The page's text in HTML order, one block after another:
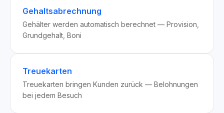
Gehaltsabrechnung
Gehälter werden automatisch berechnet — Provision,
Grundgehalt, Boni
Treuekarten
Treuekarten bringen Kunden zurück — Belohnungen
bei jedem Besuch